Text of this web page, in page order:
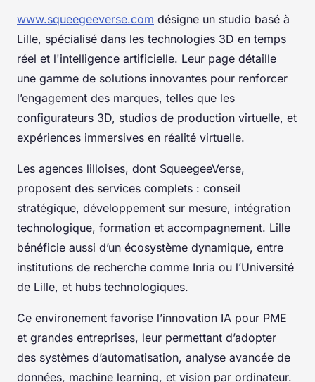
www.squeegeeverse.com désigne un studio basé à
Lille, spécialisé dans les technologies 3D en temps
réel et l'intelligence artificielle. Leur page détaille
une gamme de solutions innovantes pour renforcer
l’engagement des marques, telles que les
configurateurs 3D, studios de production virtuelle, et
expériences immersives en réalité virtuelle.
Les agences lilloises, dont SqueegeeVerse,
proposent des services complets : conseil
stratégique, développement sur mesure, intégration
technologique, formation et accompagnement. Lille
bénéficie aussi d’un écosystème dynamique, entre
institutions de recherche comme Inria ou l’Université
de Lille, et hubs technologiques.
Ce environement favorise l’innovation IA pour PME
et grandes entreprises, leur permettant d’adopter
des systèmes d’automatisation, analyse avancée de
données, machine learning, et vision par ordinateur.